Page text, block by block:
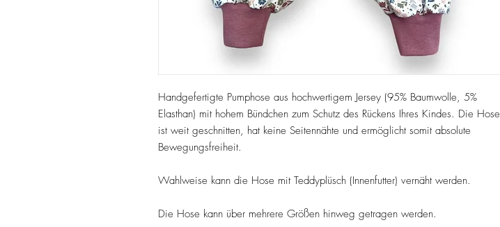
Handgefertigte Pumphose aus hochwertigem Jersey (95% Baumwolle, 5%
Elasthan) mit hohem Bündchen zum Schutz des Rückens Ihres Kindes. Die Hose
ist weit geschnitten, hat keine Seitennähte und ermöglicht somit absolute
Bewegungsfreiheit.
Wahlweise kann die Hose mit Teddyplüsch (Innenfutter) vernäht werden.
Die Hose kann über mehrere Größen hinweg getragen werden.